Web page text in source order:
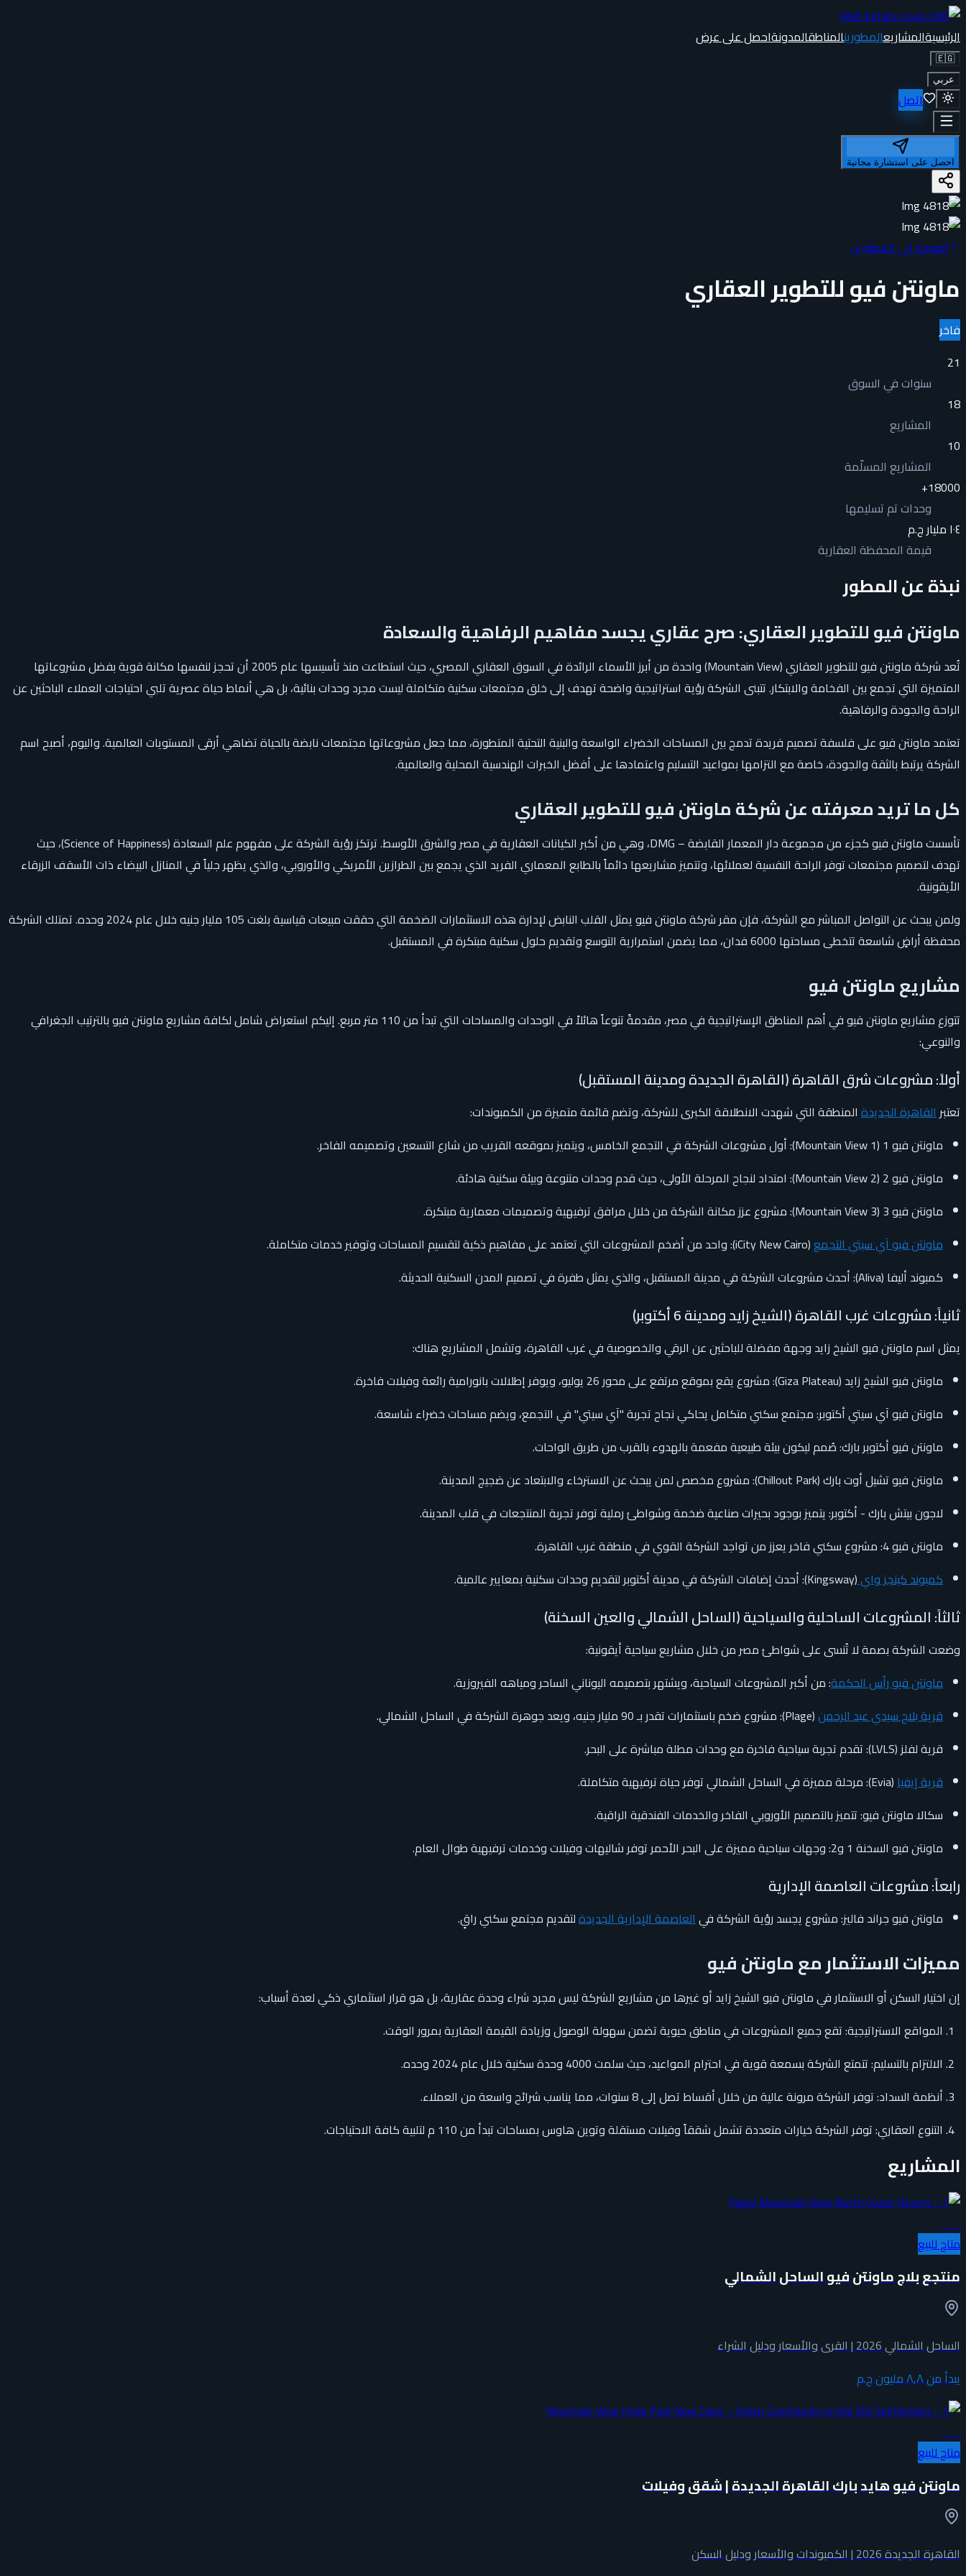
الرئيسيةالمشاريعالمطورينالمناطقالمدونةاحصل على عرض
🇪🇬
عربي
اتصل
احصل على استشارة مجانية
العودة إلى المطورين
ماونتن فيو للتطوير العقاري
فاخر
21
سنوات في السوق
18
المشاريع
10
المشاريع المسلّمة
18000
+
وحدات تم تسليمها
١٠٤ مليار ج.م
قيمة المحفظة العقارية
نبذة عن المطور
ماونتن فيو للتطوير العقاري: صرح عقاري يجسد مفاهيم الرفاهية والسعادة
تُعد شركة ماونتن فيو للتطوير العقاري (Mountain View) واحدة من أبرز الأسماء الرائدة في السوق العقاري المصري، حيث استطاعت منذ تأسيسها عام 2005 أن تحجز لنفسها مكانة قوية بفضل مشروعاتها
المتميزة التي تجمع بين الفخامة والابتكار. تتبنى الشركة رؤية استراتيجية واضحة تهدف إلى خلق مجتمعات سكنية متكاملة ليست مجرد وحدات بنائية، بل هي أنماط حياة عصرية تلبي احتياجات العملاء الباحثين عن
الراحة والجودة والرفاهية.
تعتمد ماونتن فيو على فلسفة تصميم فريدة تدمج بين المساحات الخضراء الواسعة والبنية التحتية المتطورة، مما جعل مشروعاتها مجتمعات نابضة بالحياة تضاهي أرقى المستويات العالمية. واليوم، أصبح اسم
الشركة يرتبط بالثقة والجودة، خاصة مع التزامها بمواعيد التسليم واعتمادها على أفضل الخبرات الهندسية المحلية والعالمية.
كل ما تريد معرفته عن شركة ماونتن فيو للتطوير العقاري
تأسست ماونتن فيو كجزء من مجموعة دار المعمار القابضة – DMG، وهي من أكبر الكيانات العقارية في مصر والشرق الأوسط. ترتكز رؤية الشركة على مفهوم علم السعادة (Science of Happiness)، حيث
تهدف لتصميم مجتمعات توفر الراحة النفسية لعملائها، وتتميز مشاريعها دائماً بالطابع المعماري الفريد الذي يجمع بين الطرازين الأمريكي والأوروبي، والذي يظهر جلياً في المنازل البيضاء ذات الأسقف الزرقاء
الأيقونية.
ولمن يبحث عن التواصل المباشر مع الشركة، فإن مقر شركة ماونتن فيو يمثل القلب النابض لإدارة هذه الاستثمارات الضخمة التي حققت مبيعات قياسية بلغت 105 مليار جنيه خلال عام 2024 وحده. تمتلك الشركة
محفظة أراضٍ شاسعة تتخطى مساحتها 6000 فدان، مما يضمن استمرارية التوسع وتقديم حلول سكنية مبتكرة في المستقبل.
مشاريع ماونتن فيو
تتوزع مشاريع ماونتن فيو في أهم المناطق الإستراتيجية في مصر، مقدمةً تنوعاً هائلاً في الوحدات والمساحات التي تبدأ من 110 متر مربع. إليكم استعراض شامل لكافة مشاريع ماونتن فيو بالترتيب الجغرافي
والنوعي:
أولاً: مشروعات شرق القاهرة (القاهرة الجديدة ومدينة المستقبل)
تعتبرالقاهرة الجديدة المنطقة التي شهدت الانطلاقة الكبرى للشركة، وتضم قائمة متميزة من الكمبوندات:
ماونتن فيو 1 (Mountain View 1): أول مشروعات الشركة في التجمع الخامس، ويتميز بموقعه القريب من شارع التسعين وتصميمه الفاخر.
ماونتن فيو 2 (Mountain View 2): امتداد لنجاح المرحلة الأولى، حيث قدم وحدات متنوعة وبيئة سكنية هادئة.
ماونتن فيو 3 (Mountain View 3): مشروع عزز مكانة الشركة من خلال مرافق ترفيهية وتصميمات معمارية مبتكرة.
ماونتن فيو آي سيتي التجمع(iCity New Cairo): واحد من أضخم المشروعات التي تعتمد على مفاهيم ذكية لتقسيم المساحات وتوفير خدمات متكاملة.
كمبوند أليفا (Aliva): أحدث مشروعات الشركة في مدينة المستقبل، والذي يمثل طفرة في تصميم المدن السكنية الحديثة.
ثانياً: مشروعات غرب القاهرة (الشيخ زايد ومدينة 6 أكتوبر)
يمثل اسم ماونتن فيو الشيخ زايد وجهة مفضلة للباحثين عن الرقي والخصوصية في غرب القاهرة، وتشمل المشاريع هناك:
ماونتن فيو الشيخ زايد (Giza Plateau): مشروع يقع بموقع مرتفع على محور 26 يوليو، ويوفر إطلالات بانورامية رائعة وفيلات فاخرة.
ماونتن فيو آي سيتي أكتوبر: مجتمع سكني متكامل يحاكي نجاح تجربة "آي سيتي" في التجمع، ويضم مساحات خضراء شاسعة.
ماونتن فيو أكتوبر بارك: صُمم ليكون بيئة طبيعية مفعمة بالهدوء بالقرب من طريق الواحات.
ماونتن فيو تشيل أوت بارك (Chillout Park): مشروع مخصص لمن يبحث عن الاسترخاء والابتعاد عن ضجيج المدينة.
لاجون بيتش بارك - أكتوبر: يتميز بوجود بحيرات صناعية ضخمة وشواطئ رملية توفر تجربة المنتجعات في قلب المدينة.
ماونتن فيو 4: مشروع سكني فاخر يعزز من تواجد الشركة القوي في منطقة غرب القاهرة.
كمبوند كينجز واي(Kingsway): أحدث إضافات الشركة في مدينة أكتوبر لتقديم وحدات سكنية بمعايير عالمية.
ثالثاً: المشروعات الساحلية والسياحية (الساحل الشمالي والعين السخنة)
وضعت الشركة بصمة لا تُنسى على شواطئ مصر من خلال مشاريع سياحية أيقونية:
ماونتن فيو رأس الحكمة: من أكبر المشروعات السياحية، ويشتهر بتصميمه اليوناني الساحر ومياهه الفيروزية.
قرية بلاج سيدي عبد الرحمن(Plage): مشروع ضخم باستثمارات تقدر بـ 90 مليار جنيه، ويعد جوهرة الشركة في الساحل الشمالي.
قرية لفلز (LVLS): تقدم تجربة سياحية فاخرة مع وحدات مطلة مباشرة على البحر.
قرية إيفيا(Evia): مرحلة مميزة في الساحل الشمالي توفر حياة ترفيهية متكاملة.
سكالا ماونتن فيو: تتميز بالتصميم الأوروبي الفاخر والخدمات الفندقية الراقية.
ماونتن فيو السخنة 1 و2: وجهات سياحية مميزة على البحر الأحمر توفر شاليهات وفيلات وخدمات ترفيهية طوال العام.
رابعاً: مشروعات العاصمة الإدارية
ماونتن فيو جراند فاليز: مشروع يجسد رؤية الشركة فيالعاصمة الإدارية الجديدةلتقديم مجتمع سكني راقٍ.
مميزات الاستثمار مع ماونتن فيو
إن اختيار السكن أو الاستثمار في ماونتن فيو الشيخ زايد أو غيرها من مشاريع الشركة ليس مجرد شراء وحدة عقارية، بل هو قرار استثماري ذكي لعدة أسباب:
المواقع الاستراتيجية: تقع جميع المشروعات في مناطق حيوية تضمن سهولة الوصول وزيادة القيمة العقارية بمرور الوقت.
الالتزام بالتسليم: تتمتع الشركة بسمعة قوية في احترام المواعيد، حيث سلمت 4000 وحدة سكنية خلال عام 2024 وحده.
أنظمة السداد: توفر الشركة مرونة عالية من خلال أقساط تصل إلى 8 سنوات، مما يناسب شرائح واسعة من العملاء.
التنوع العقاري: توفر الشركة خيارات متعددة تشمل شققاً وفيلات مستقلة وتوين هاوس بمساحات تبدأ من 110 م لتلبية كافة الاحتياجات.
المشاريع
سكني
متاح للبيع
منتجع بلاج ماونتن فيو الساحل الشمالي
الساحل الشمالي 2026 | القرى والأسعار ودليل الشراء
يبدأ من٨٫٨ مليون ج.م
سكني
متاح للبيع
ماونتن فيو هايد بارك القاهرة الجديدة | شقق وفيلات
القاهرة الجديدة 2026 | الكمبوندات والأسعار ودليل السكن